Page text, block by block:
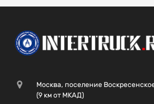
Москва, поселение
(9 км от МКАД)